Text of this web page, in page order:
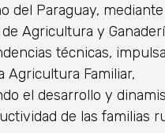
del Paraguay,
Agricultura y
técnicas,
Agricultura Familiar,
el desarrollo y
de las familias